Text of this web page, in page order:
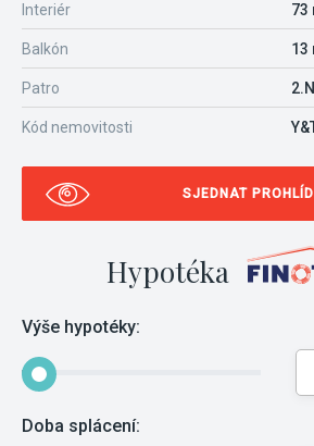
Interiér 73
Balkón 13
Patro
Kód nemovitosti
SJEDNAT
Hypotéka
Výše hypotéky:
Doba splácení: